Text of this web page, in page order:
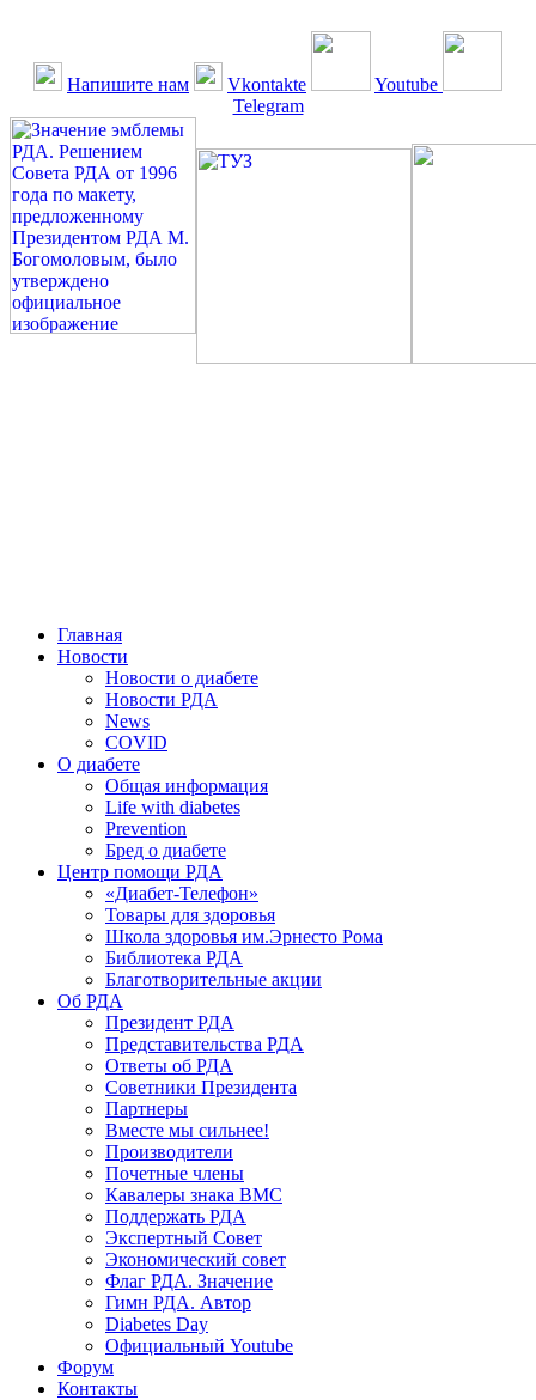
Напишите нам Vkontakte
Youtube
Telegram
Главная
Новости
Новости о диабете
Новости РДА
News
COVID
О диабете
Общая информация
Life with diabetes
Prevention
Бред о диабете
Центр помощи РДА
«Диабет-Телефон»
Товары для здоровья
Школа здоровья им.Эрнесто Рома
Библиотека РДА
Благотворительные акции
Об РДА
Президент РДА
Представительства РДА
Ответы об РДА
Советники Президента
Партнеры
Вместе мы сильнее!
Производители
Почетные члены
Кавалеры знака ВМС
Поддержать РДА
Экспертный Совет
Экономический совет
Флаг РДА. Значение
Гимн РДА. Автор
Diabetes Day
Официальный Youtube
Форум
Контакты